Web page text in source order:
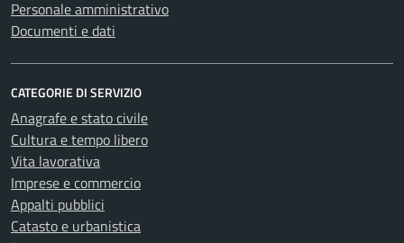
Personale amministrativo
Documenti e dati
CATEGORIE DI SERVIZIO
Anagrafe e stato civile
Cultura e tempo libero
Vita lavorativa
Imprese e commercio
Appalti pubblici
Catasto e urbanistica